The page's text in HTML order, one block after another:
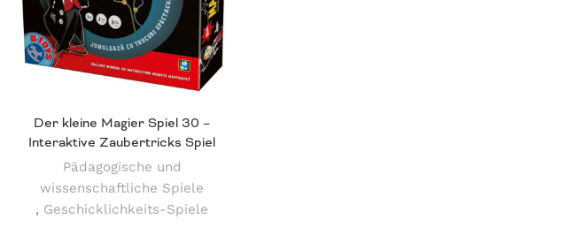
Der kleine Magier Spiel 30 –
Interaktive Zaubertricks Spiel
Pädagogische und
wissenschaftliche Spiele
, Geschicklichkeits-Spiele